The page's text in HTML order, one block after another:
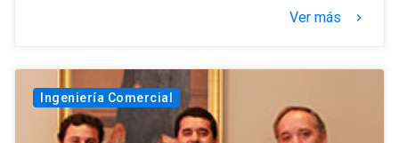
Ver más keyboard_arrow_right
Ingeniería Comercial